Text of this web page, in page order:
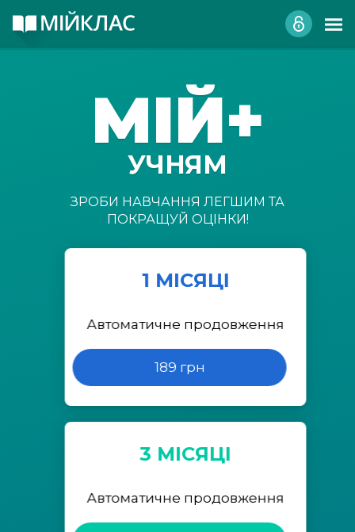
МІЙ+
УЧНЯМ
ЗРОБИ НАВЧАННЯ ЛЕГШИМ ТА
ПОКРАЩУЙ ОЦІНКИ!
1 МІСЯЦІ
Автоматичне продовження
189 грн
3 МІСЯЦІ
Автоматичне продовження